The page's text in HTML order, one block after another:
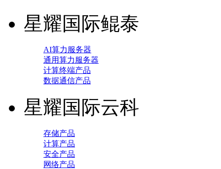
星耀国际鲲泰
AI算力服务器
通用算力服务器
计算终端产品
数据通信产品
星耀国际云科
存储产品
计算产品
安全产品
网络产品